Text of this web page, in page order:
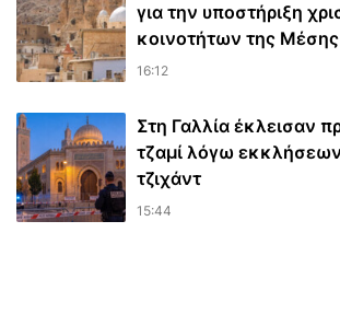
για την υποστήριξη
κοινοτήτων της
16:12
Στη Γαλλία έκλεισαν
τζαμί λόγω
τζιχάντ
15:44